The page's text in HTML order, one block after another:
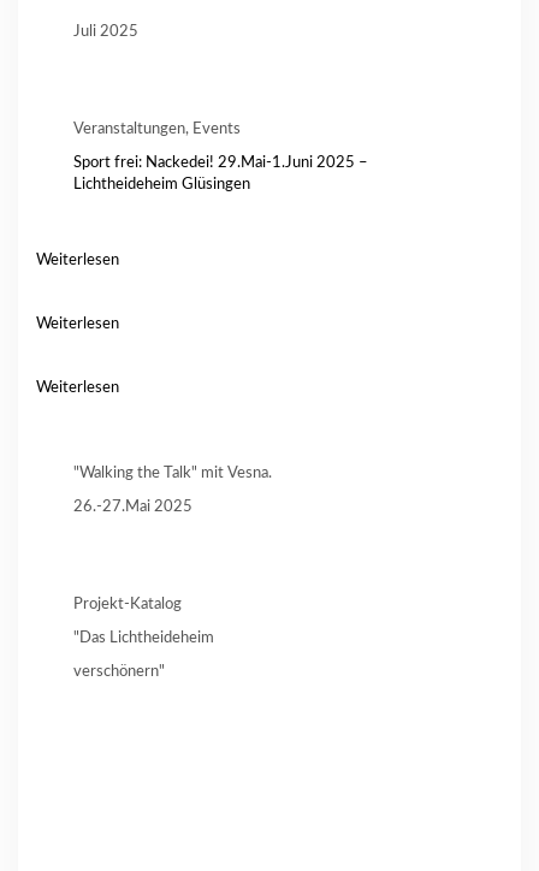
Juli 2025
Veranstaltungen, Events
Sport frei: Nackedei! 29.Mai-1.Juni 2025 –
Lichtheideheim Glüsingen
Weiterlesen
Weiterlesen
Weiterlesen
"Walking the Talk" mit Vesna.
26.-27.Mai 2025
Projekt-Katalog
"Das Lichtheideheim
verschönern"